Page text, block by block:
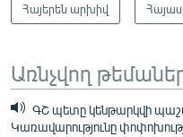
Հայերեն արխիվ
Առնչվող
ԳՇ պետը կենթարկվի
Կառավարությունը